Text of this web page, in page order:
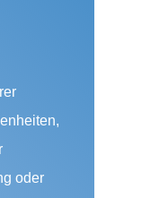
oder